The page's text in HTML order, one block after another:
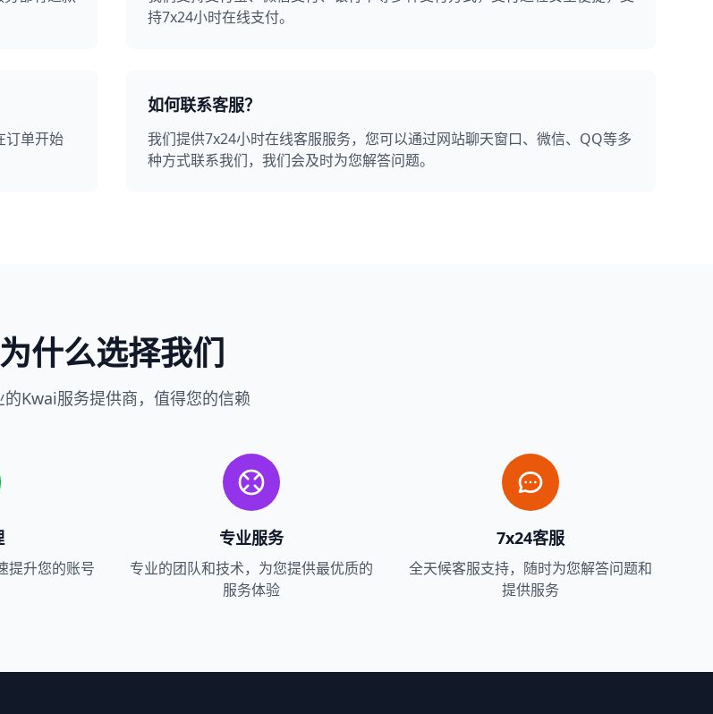
订单开始
持7x24小时在线支付。
如何联系客服？
我们提供7x24小时在线客服服务，您可以通过网站聊天窗口、微信、QQ等多
种方式联系我们，我们会及时为您解答问题。
为什么选择我们
的Kwai服务提供商，值得您的信赖
提升您的账号
专业服务
专业的团队和技术，为您提供最优质的
服务体验
7x24客服
全天候客服支持，随时为您解答问题和
提供服务